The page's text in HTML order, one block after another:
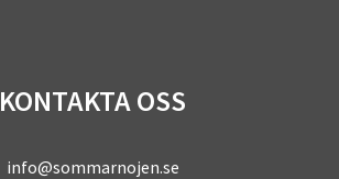
KONTAKTA OSS
info@sommarnojen.se